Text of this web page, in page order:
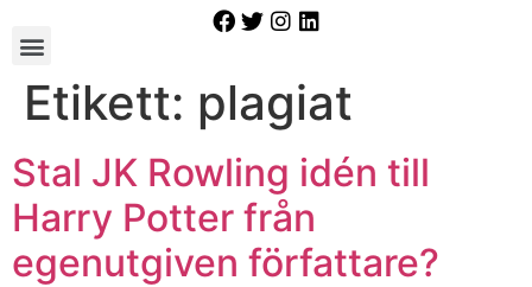
Etikett: plagiat
Stal JK Rowling idén till
Harry Potter från
egenutgiven författare?